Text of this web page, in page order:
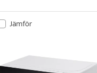
Jämför